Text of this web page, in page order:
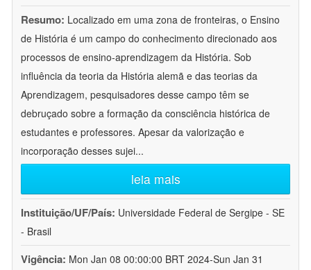
Resumo: Localizado em uma zona de fronteiras, o Ensino
de História é um campo do conhecimento direcionado aos
processos de ensino-aprendizagem da História. Sob
influência da teoria da História alemã e das teorias da
Aprendizagem, pesquisadores desse campo têm se
debruçado sobre a formação da consciência histórica de
estudantes e professores. Apesar da valorização e
incorporação desses sujei...
leia mais
Instituição/UF/País: Universidade Federal de Sergipe - SE
- Brasil
Vigência: Mon Jan 08 00:00:00 BRT 2024-Sun Jan 31